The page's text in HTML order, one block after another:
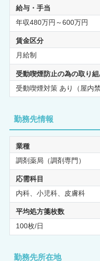
給与・手当
年収480万円～600万円
賃金区分
月給制
受動喫煙防止の為の取り
受動喫煙対策 あり（屋内禁
勤務先情報
業種
調剤薬局（調剤専門）
応需科目
内科、小児科、皮膚科
平均処方箋枚数
100枚/日
勤務先所在地